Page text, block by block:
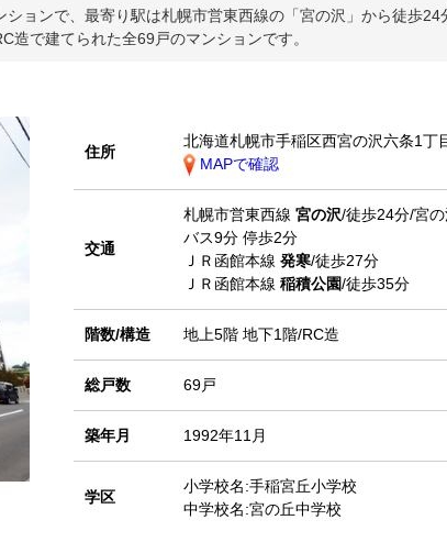
ョンで、最寄り駅は札幌市営東西線の「宮の沢」から徒歩24
で建てられた全69戸のマンションです。
住所
北海道札幌市手稲区西宮の沢六条1
MAPで確認
交通
札幌市営東西線 宮の沢/徒歩24分/宮
バス9分 停歩2分
ＪＲ函館本線 発寒/徒歩27分
ＪＲ函館本線 稲積公園/徒歩35分
階数/構造 地上5階 地下1階/RC造
総戸数 69戸
築年月 1992年11月
学区
小学校名:手稲宮丘小学校
中学校名:宮の丘中学校